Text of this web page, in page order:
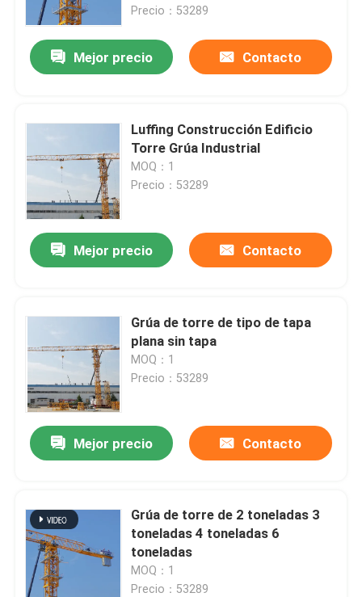
Precio：53289
Mejor precio Contacto
Luffing Construcción Edificio
Torre Grúa Industrial
MOQ：1
Precio：53289
Mejor precio Contacto
Grúa de torre de tipo de tapa
plana sin tapa
MOQ：1
Precio：53289
Mejor precio Contacto
Grúa de torre de 2 toneladas 3
toneladas 4 toneladas 6
toneladas
MOQ：1
Precio：53289